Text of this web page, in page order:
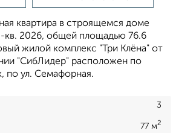
квартира в строящемся доме
кв. 2026, общей площадью 76.6
жилой комплекс "Три Клёна" от
"СибЛидер" расположен по
по ул. Семафорная.
3
77 м2